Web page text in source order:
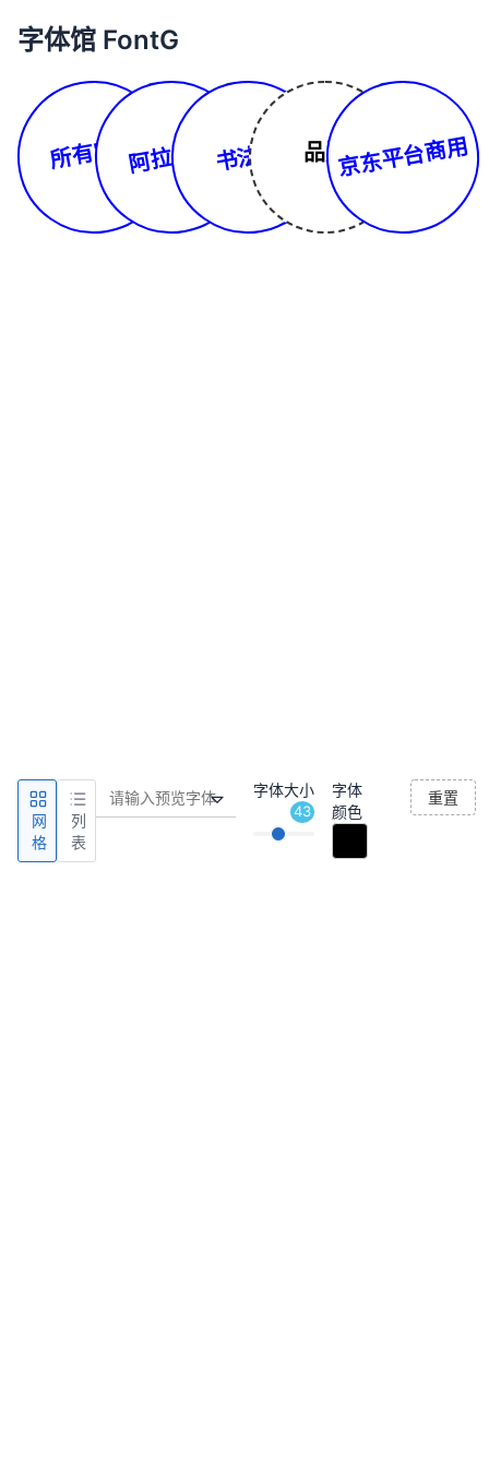
字体馆 FontG
所有字体阿拉伯文书法体 品牌京东平台商用
网
格
列
表
字体大小
43
字体
颜色
重置